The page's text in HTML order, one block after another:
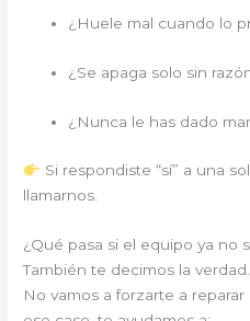
¿Huele mal cuando lo
¿Se apaga solo sin
¿Nunca le has dado
Si respondiste “sí” a una
llamarnos.
¿Qué pasa si el equipo ya no
También te decimos la verdad.
No vamos a forzarte a